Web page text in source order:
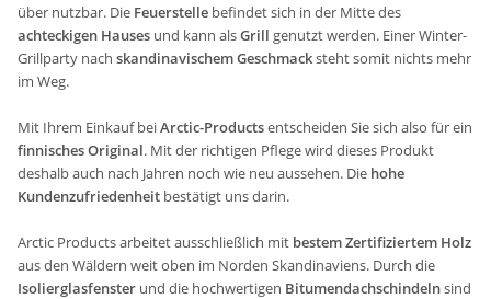
über nutzbar. Die Feuerstelle befindet sich in der Mitte des
achteckigen Hauses und kann alsGrill genutzt werden. Einer Winter-
Grillparty nach skandinavischem Geschmacksteht somit nichts mehr
im Weg.
Mit Ihrem Einkauf beiArctic-Productsentscheiden Sie sich also für ein
finnisches Original. Mit der richtigen Pflege wird dieses Produkt
deshalb auch nach Jahren noch wie neu aussehen. Die hohe
Kundenzufriedenheit bestätigt uns darin.
Arctic Products arbeitet ausschließlich mit bestem Zertifiziertem Holz
aus den Wäldern weit oben im Norden Skandinaviens. Durch die
Isolierglasfenster und die hochwertigen Bitumendachschindelnsind